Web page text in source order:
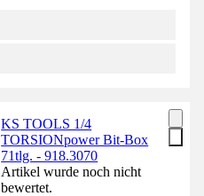
KS TOOLS 1/4
TORSIONpower Bit-Box
71tlg. - 918.3070
Artikel wurde noch nicht
bewertet.